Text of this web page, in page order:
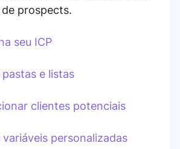
prospects.
seu ICP
pastas e listas
clientes potenciais
variáveis ​​personalizadas